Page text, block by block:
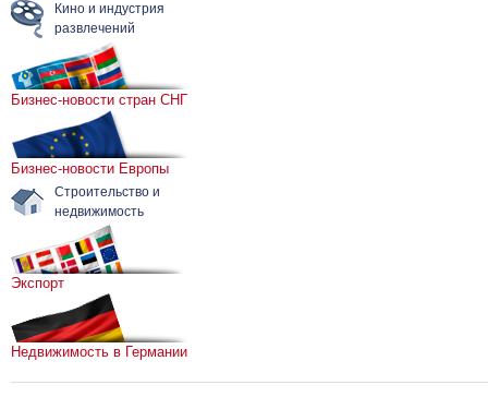
Кино и индустрия
развлечений
Бизнес-новости стран СНГ
Бизнес-новости Европы
Строительство и
недвижимость
Экспорт
Недвижимость в Германии